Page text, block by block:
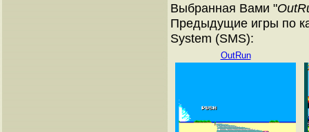
Выбранная Вами "
Предыдущие игры по
System (SMS):
OutRun